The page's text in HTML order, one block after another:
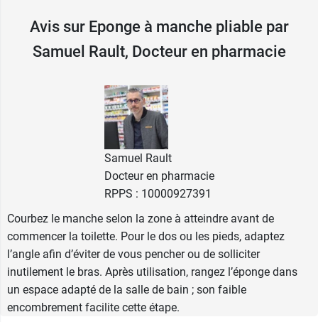
Identités un fabricant renommé en matière de
au maintien à domicile. Il propose des
Caractéristiques de l'éponge à
manche pliable :
Longueur du manche : 47 cm
Longueur totale : 64 cm
Conditionnement :vendu à l'unité
Retrouvez également la douchette pour robinet
de lavabo, aussi disponible chezIdentités.
Avis sur Eponge à manche pliable par
Samuel Rault, Docteur en pharmacie
Samuel Rault
Docteur en pharmacie
RPPS : 10000927391
Courbez le manche selon la zone à atteindre avant de
commencer la toilette. Pour le dos ou les pieds, adaptez
l’angle afin d’éviter de vous pencher ou de solliciter
inutilement le bras. Après utilisation, rangez l’éponge dans
un espace adapté de la salle de bain ; son faible
encombrement facilite cette étape.